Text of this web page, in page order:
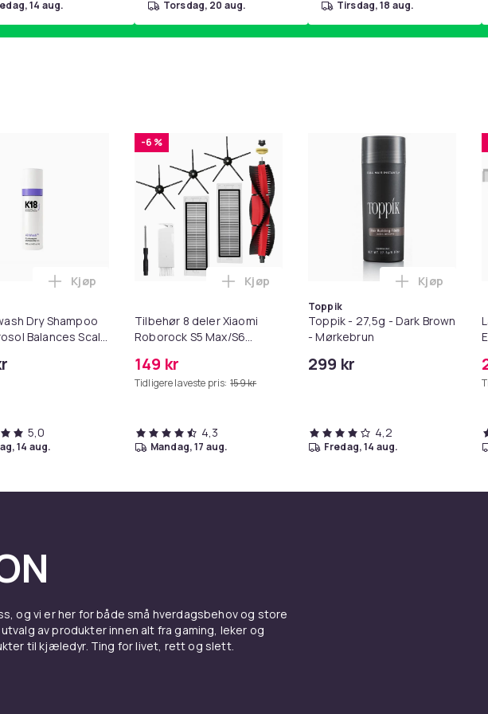
14 aug. torsdag, 20 aug. tirsdag, 18 aug.
rom - Beskytter RFID - Rustfritt stål - Lommebok metall i handlekurven
Dry Shampoo
Balances Scalp
Legg K18 Airwash Dry Shampoo Nonaerosol Balances Scalp & Controls
Kjøp
5,0
14 aug.
-6 %
Tilbehør 8 deler Xiaomi
Roborock S5 Max/S6
MAXV/S50/S51/S55/S5/S60/S65/S6
149 kr
Tidligere laveste pris: 159 kr
Legg Tilbehør 8 deler Xiaomi Roborock
Kjøp
4,3
mandag, 17 aug.
Toppik
Toppik - 27,5g - Dark Brown
- Mørkebrun
299 kr
Legg
Kjøp
4,2
fredag, 14 aug.
og vi er her for både små hverdagsbehov og store
av produkter innen alt fra gaming, leker og
til kjæledyr. Ting for livet, rett og slett.